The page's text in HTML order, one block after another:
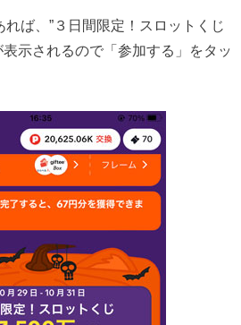
ば、”３日間限定！スロットくじ
示されるので「参加する」をタッ